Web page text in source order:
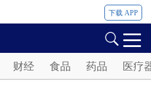
下载 APP
财经 食品 药品 医疗